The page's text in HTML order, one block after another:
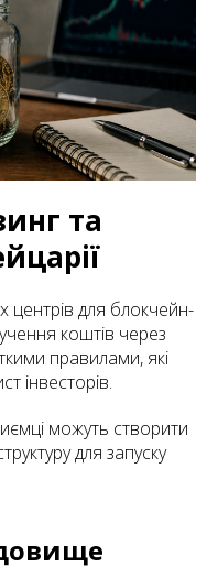
та
центрів для блокчейн-
коштів через
правилами, які
інвесторів.
можуть створити
для запуску